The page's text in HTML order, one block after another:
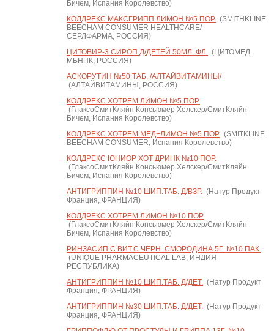
Бичем, Испания Королевство)
КОЛДРЕКС МАКСГРИПП ЛИМОН №5 ПОР.(SMITHKLINE
BEECHAM CONSUMER HEALTHCARE/
СЕРЛФАРМА, РОССИЯ)
ЦИТОВИР-3 СИРОП Д/ДЕТЕЙ 50МЛ. ФЛ.(ЦИТОМЕД
МБНПК, РОССИЯ)
АСКОРУТИН №50 ТАБ. /АЛТАЙВИТАМИНЫ/
(АЛТАЙВИТАМИНЫ, РОССИЯ)
КОЛДРЕКС ХОТРЕМ ЛИМОН №5 ПОР.
(ГлаксоСмитКляйн Консьюмер Хелскер/СмитКляйн
Бичем, Испания Королевство)
КОЛДРЕКС ХОТРЕМ МЕД+ЛИМОН №5 ПОР.(SMITKLINE
BEECHAM CONSUMER, Испания Королевство)
КОЛДРЕКС ЮНИОР ХОТ ДРИНК №10 ПОР.
(ГлаксоСмитКляйн Консьюмер Хелскер/СмитКляйн
Бичем, Испания Королевство)
АНТИГРИППИН №10 ШИП.ТАБ. Д/ВЗР.(Натур Продукт
Франция, ФРАНЦИЯ)
КОЛДРЕКС ХОТРЕМ ЛИМОН №10 ПОР.
(ГлаксоСмитКляйн Консьюмер Хелскер/СмитКляйн
Бичем, Испания Королевство)
РИНЗАСИП С ВИТ.С ЧЕРН. СМОРОДИНА 5Г. №10 ПАК.
(UNIQUE PHARMACEUTICAL LAB, ИНДИЯ
РЕСПУБЛИКА)
АНТИГРИППИН №10 ШИП.ТАБ. Д/ДЕТ.(Натур Продукт
Франция, ФРАНЦИЯ)
АНТИГРИППИН №30 ШИП.ТАБ. Д/ДЕТ.(Натур Продукт
Франция, ФРАНЦИЯ)